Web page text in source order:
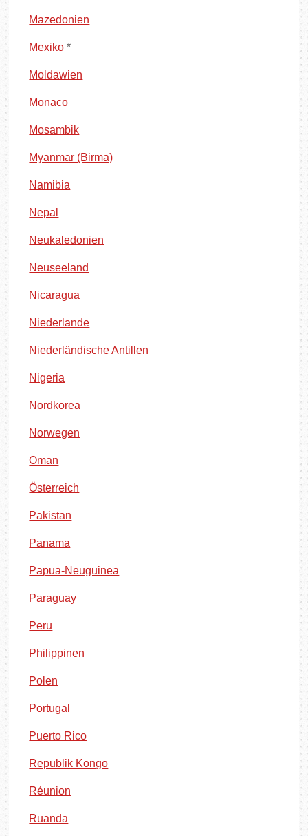
Mazedonien
Mexiko *
Moldawien
Monaco
Mosambik
Myanmar (Birma)
Namibia
Nepal
Neukaledonien
Neuseeland
Nicaragua
Niederlande
Niederländische Antillen
Nigeria
Nordkorea
Norwegen
Oman
Österreich
Pakistan
Panama
Papua-Neuguinea
Paraguay
Peru
Philippinen
Polen
Portugal
Puerto Rico
Republik Kongo
Réunion
Ruanda